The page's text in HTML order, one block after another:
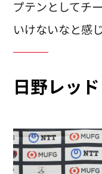
プテンとしてチ
いけないなと感
日野レッ